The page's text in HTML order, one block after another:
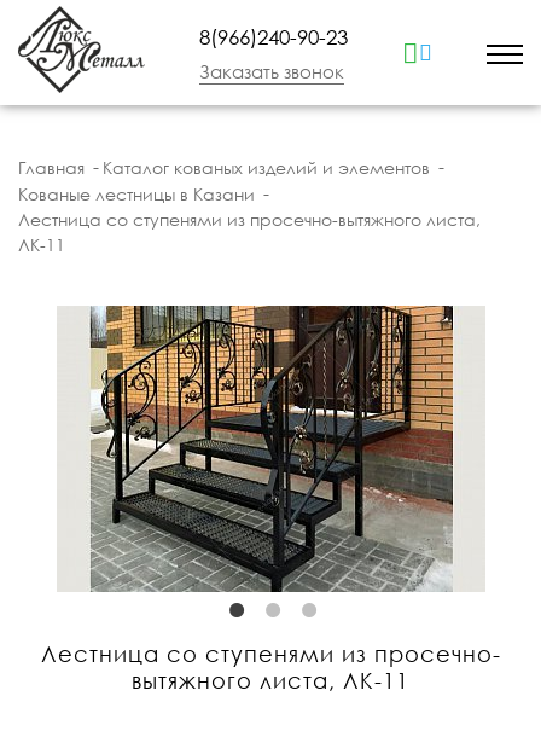
8(966)240-90-23
Заказать звонок
Главная
Каталог кованых изделий и элементов
Кованые лестницы в Казани
Лестница со ступенями из просечно-вытяжного листа,
ЛК-11
Лестница со ступенями из просечно-
вытяжного листа, ЛК-11